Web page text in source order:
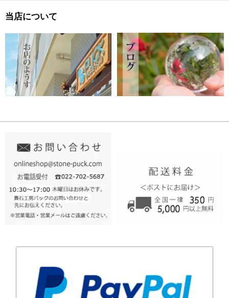
当店について